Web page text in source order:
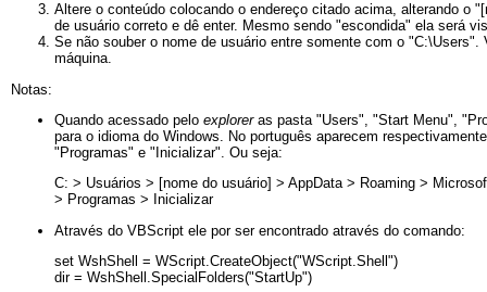
Altere o conteúdo colocando o endereço citado acima, alterando o
de usuário correto e dê enter. Mesmo sendo "escondida" ela será
Se não souber o nome de usuário entre somente com o "C:\Users".
máquina.
Notas:
Quando acessado pelo exploreras pasta "Users", "Start Menu",
para o idioma do Windows. No português aparecem
"Programas" e "Inicializar". Ou seja:
C: > Usuários > [nome do usuário] > AppData > Roaming >
> Programas > Inicializar
Através do VBScript ele por ser encontrado através do comando:
set WshShell = WScript.CreateObject("WScript.Shell")
dir = WshShell.SpecialFolders("StartUp")